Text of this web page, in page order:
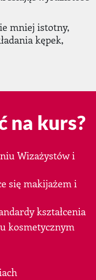
mniej istotny,
kępek,
na kurs?
Wizażystów i
się makijażem i
kształcenia
kosmetycznym